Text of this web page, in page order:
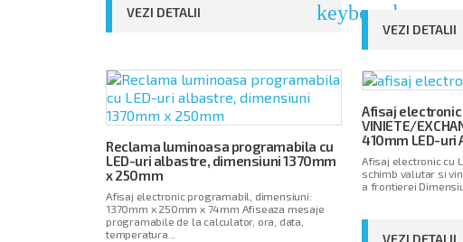
VEZI DETALII
VEZI DETALII
Reclama luminoasa programabila cu
LED-uri albastre, dimensiuni 1370mm
x 250mm
Afisaj electronic programabil, dimensiuni:
1370mm x 250mm x 74mm Afiseaza mesaje
programabile de la calculator, ora, data,
temperatura...
Afisaj electronic
VINIETE/
410mm LED-uri
Afisaj electronic cu
schimb valutar si
a frontierei